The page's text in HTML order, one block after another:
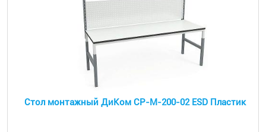
Стол монтажный ДиКом СР-М-200-02 ESD Пластик